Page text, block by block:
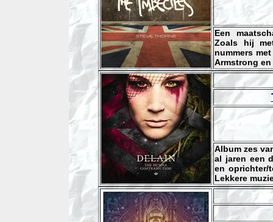
Een
Zoals hij
nummers
Armstrong
Album zes
al jaren een
en oprichter/
Lekkere